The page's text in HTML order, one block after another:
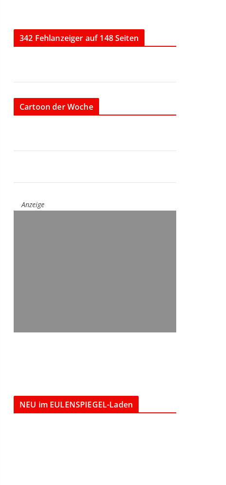
342 Fehlanzeiger auf 148 Seiten
Cartoon der Woche
Anzeige
NEU im EULENSPIEGEL-Laden